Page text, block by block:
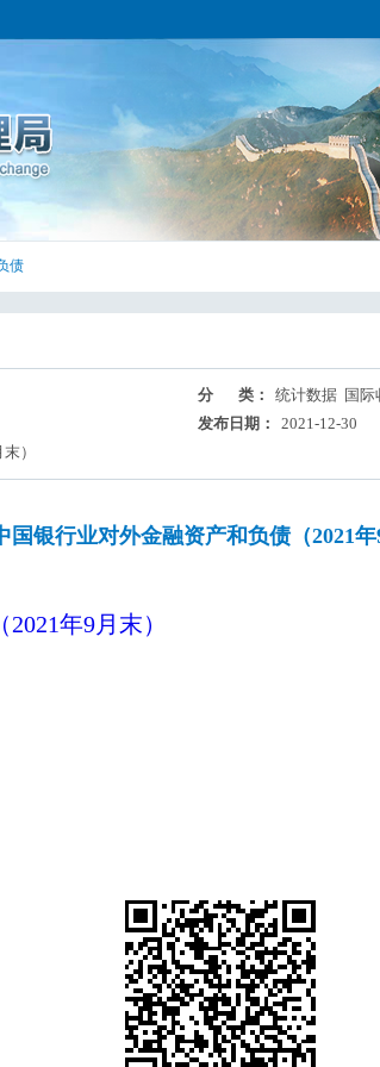
债
分 类：
统计数据 国际
发布日期：
2021-12-30
）
国银行业对外金融资产和负债（2021年
年9月末）